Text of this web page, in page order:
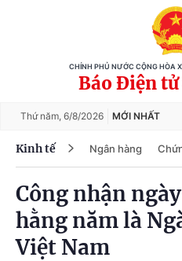
CHÍNH PHỦ NƯỚC CỘNG HÒA
Báo Điện
Thứ năm, 6/8/2026 MỚI NHẤT
Kinh tế Ngân hàng
Công nhận
hằng năm là
Việt Nam